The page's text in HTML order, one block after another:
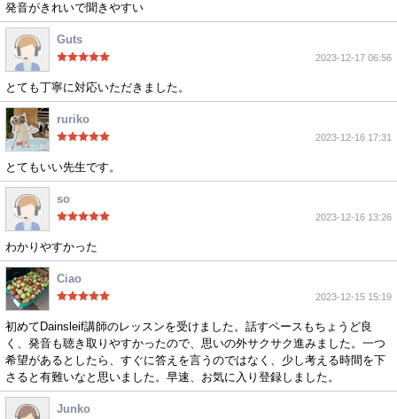
発音がきれいで聞きやすい
Guts
2023-12-17 06:56
とても丁寧に対応いただきました。
ruriko
2023-12-16 17:31
とてもいい先生です。
so
2023-12-16 13:26
わかりやすかった
Ciao
2023-12-15 15:19
初めてDainsleif講師のレッスンを受けました。話すペースもちょうど良
く、発音も聴き取りやすかったので、思いの外サクサク進みました。一つ
希望があるとしたら、すぐに答えを言うのではなく、少し考える時間を下
さると有難いなと思いました。早速、お気に入り登録しました。
Junko